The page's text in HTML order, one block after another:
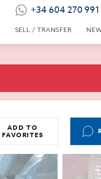
+34 604 270 991
SELL / TRANSFER
ADD TO
FAVORITES